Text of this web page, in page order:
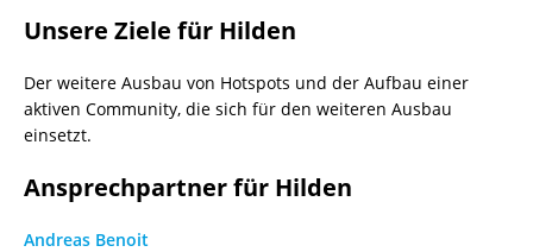
Unsere Ziele für Hilden
Der weitere Ausbau von Hotspots und der Aufbau einer
aktiven Community, die sich für den weiteren Ausbau
einsetzt.
Ansprechpartner für Hilden
Andreas Benoit